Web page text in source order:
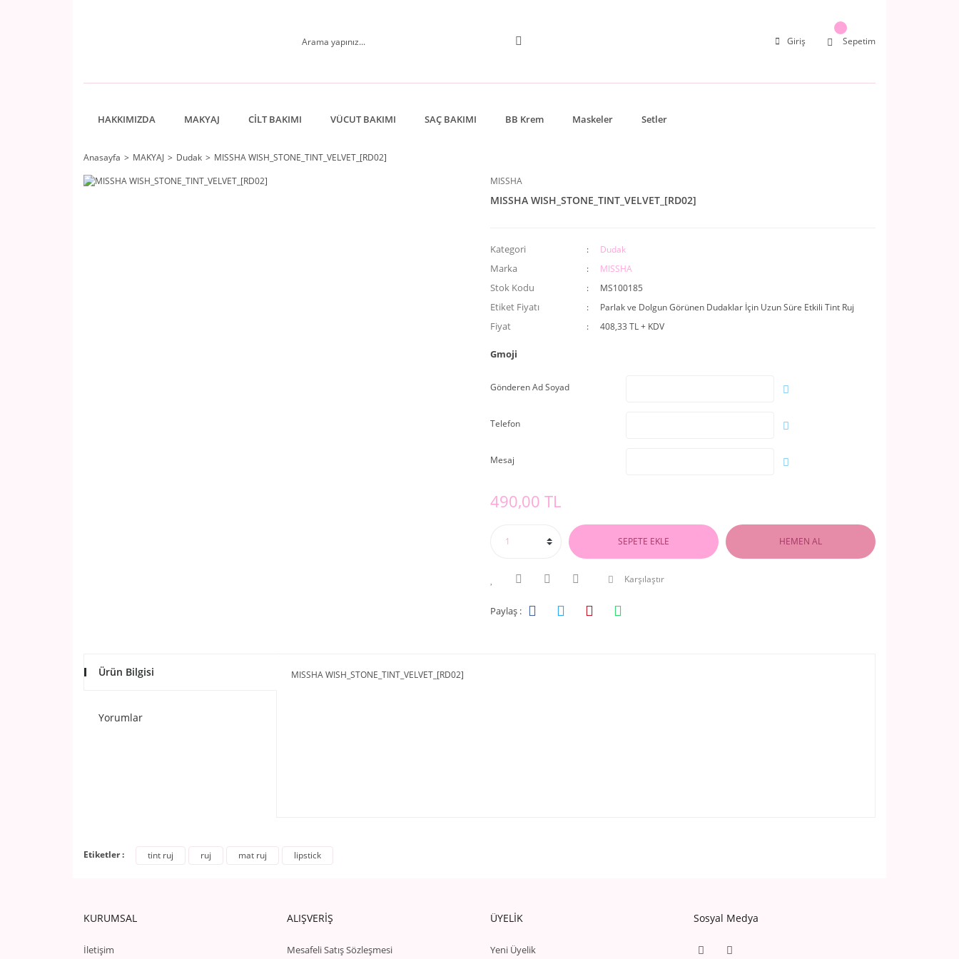
Giriş Sepetim
HAKKIMIZDA MAKYAJ CİLT BAKIMI VÜCUT BAKIMI SAÇ BAKIMI BB Krem Maskeler Setler
Anasayfa MAKYAJ Dudak
MISSHA WISH_STONE_TINT_VELVET_[RD02]
MISSHA
MISSHA WISH_STONE_TINT_VELVET_[RD02]
Kategori Dudak
Marka MISSHA
Stok Kodu MS100185
Etiket Fiyatı Parlak ve Dolgun Görünen Dudaklar İçin Uzun Süre Etkili Tint Ruj
Fiyat 408,33 TL + KDV
Gmoji
Gönderen Ad Soyad
Telefon
Mesaj
490,00 TL
SEPETE EKLE HEMEN AL
Karşılaştır
Paylaş :
Ürün Bilgisi
Yorumlar
MISSHA WISH_STONE_TINT_VELVET_[RD02]
Etiketler : tint ruj ruj mat ruj lipstick
KURUMSAL
İletişim
ALIŞVERİŞ
Mesafeli Satış Sözleşmesi
ÜYELİK
Yeni Üyelik
Sosyal Medya